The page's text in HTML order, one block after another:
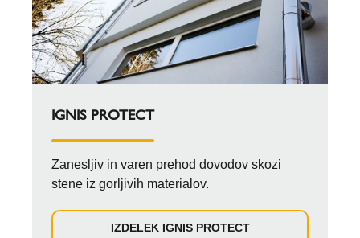
IGNIS PROTECT
Zanesljiv in varen prehod dovodov skozi
stene iz gorljivih materialov.
IZDELEK IGNIS PROTECT